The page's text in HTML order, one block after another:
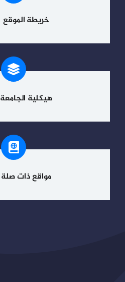
خريطة الموقع
هيكلية الجامعة
مواقع ذات صلة